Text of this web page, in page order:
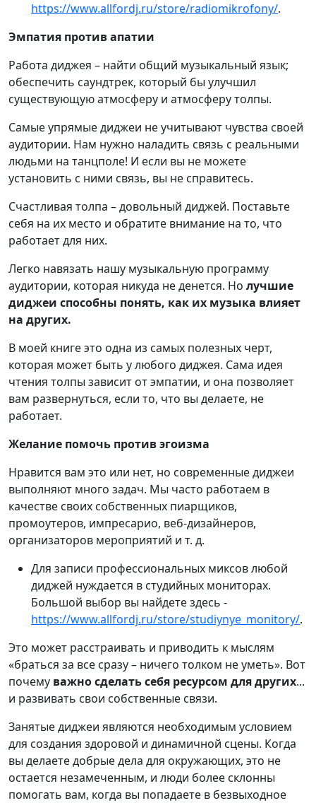
https://www.allfordj.ru/store/radiomikrofony/.
Эмпатия против апатии
Работа диджея – найти общий музыкальный язык;
обеспечить саундтрек, который бы улучшил
существующую атмосферу и атмосферу толпы.
Самые упрямые диджеи не учитывают чувства своей
аудитории. Нам нужно наладить связь с реальными
людьми на танцполе! И если вы не можете
установить с ними связь, вы не справитесь.
Счастливая толпа – довольный диджей. Поставьте
себя на их место и обратите внимание на то, что
работает для них.
Легко навязать нашу музыкальную программу
аудитории, которая никуда не денется. Но лучшие
диджеи способны понять, как их музыка влияет
на других.
В моей книге это одна из самых полезных черт,
которая может быть у любого диджея. Сама идея
чтения толпы зависит от эмпатии, и она позволяет
вам развернуться, если то, что вы делаете, не
работает.
Желание помочь против эгоизма
Нравится вам это или нет, но современные диджеи
выполняют много задач. Мы часто работаем в
качестве своих собственных пиарщиков,
промоутеров, импресарио, веб-дизайнеров,
организаторов мероприятий и т. д.
Для записи профессиональных миксов любой
диджей нуждается в студийных мониторах.
Большой выбор вы найдете здесь -
https://www.allfordj.ru/store/studiynye_monitory/.
Это может расстраивать и приводить к мыслям
«браться за все сразу – ничего толком не уметь». Вот
почему важно сделать себя ресурсом для других...
и развивать свои собственные связи.
Занятые диджеи являются необходимым условием
для создания здоровой и динамичной сцены. Когда
вы делаете добрые дела для окружающих, это не
остается незамеченным, и люди более склонны
помогать вам, когда вы попадаете в безвыходное